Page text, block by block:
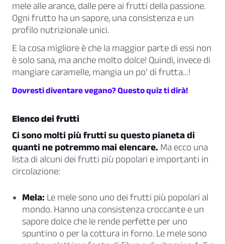
mele alle arance, dalle pere ai frutti della passione.
Ogni frutto ha un sapore, una consistenza e un
profilo nutrizionale unici.
E la cosa migliore è che la maggior parte di essi non
è solo sana, ma anche molto dolce! Quindi, invece di
mangiare caramelle, mangia un po’ di frutta…!
Dovresti diventare vegano? Questo quiz ti dirà!
Elenco dei frutti
Ci sono molti più frutti su questo pianeta di
quanti ne potremmo mai elencare. Ma ecco una
lista di alcuni dei frutti più popolari e importanti in
circolazione:
Mela: Le mele sono uno dei frutti più popolari al
mondo. Hanno una consistenza croccante e un
sapore dolce che le rende perfette per uno
spuntino o per la cottura in forno. Le mele sono